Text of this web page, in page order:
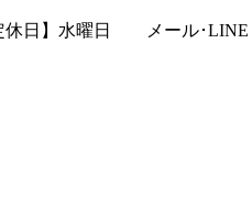
定休日】水曜日
メール･LINE